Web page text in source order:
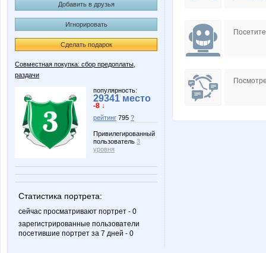
Добавить в друзья
Игнорировать
Сделать подарок
Совместная покупка: сбор предоплаты,
раздачи
популярность:
29341 место
-8 ↓
рейтинг 795 ?
Привилегированный
пользователь 3
уровня
Статистика портрета:
сейчас просматривают портрет - 0
зарегистрированные пользователи
посетившие портрет за 7 дней - 0
sis.t.ema
Вакханка